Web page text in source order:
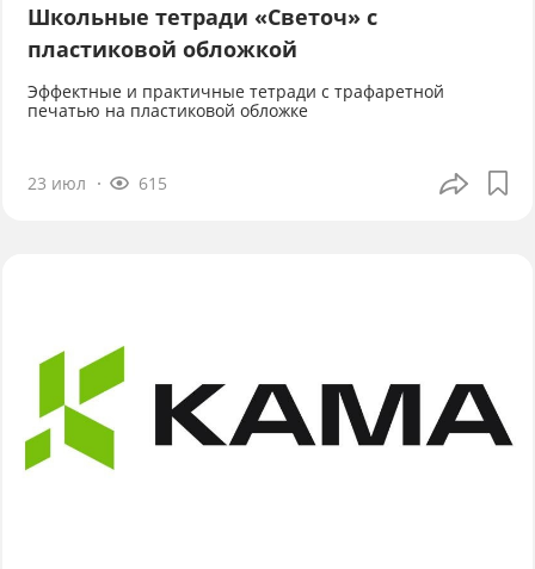
Школьные тетради «Светоч» с
пластиковой обложкой
Эффектные и практичные тетради с трафаретной
печатью на пластиковой обложке
23 июл 615